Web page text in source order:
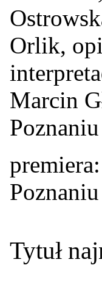
Orlik,
Marcin
Poznaniu
Poznaniu
Tytuł